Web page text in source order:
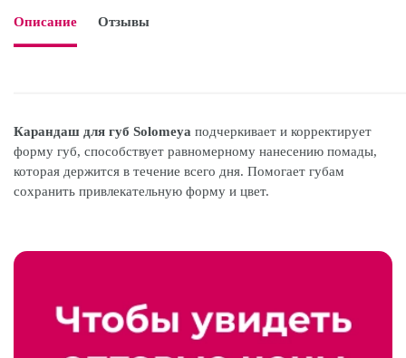
Описание Отзывы
Карандаш для губ Solomeya подчеркивает и корректирует
форму губ, способствует равномерному нанесению помады,
которая держится в течение всего дня. Помогает губам
сохранить привлекательную форму и цвет.